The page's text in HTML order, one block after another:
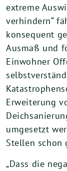
extreme
verhindern“
konsequent
Ausmaß und
Einwohner
Erweiterung
umgesetzt
Stellen schon
„Dass die